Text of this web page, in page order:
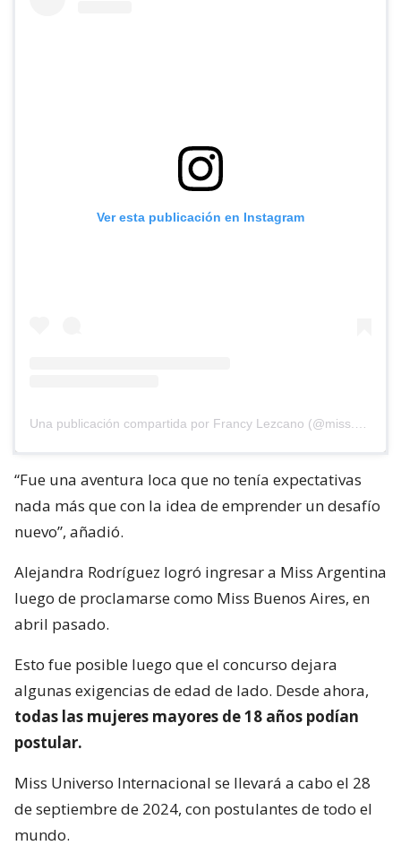
Ver esta publicación en Instagram
“Fue una aventura loca que no tenía expectativas
nada más que con la idea de emprender un desafío
nuevo”, añadió.
Alejandra Rodríguez logró ingresar a Miss Argentina
luego de proclamarse como Miss Buenos Aires, en
abril pasado.
Esto fue posible luego que el concurso dejara
algunas exigencias de edad de lado. Desde ahora,
todas las mujeres mayores de 18 años podían
postular.
Miss Universo Internacional se llevará a cabo el 28
de septiembre de 2024, con postulantes de todo el
mundo.